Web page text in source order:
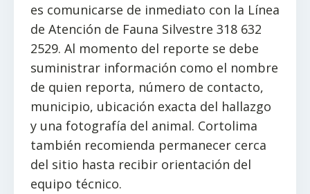
es comunicarse de inmediato con la Línea
de Atención de Fauna Silvestre 318 632
2529. Al momento del reporte se debe
suministrar información como el nombre
de quien reporta, número de contacto,
municipio, ubicación exacta del hallazgo
y una fotografía del animal. Cortolima
también recomienda permanecer cerca
del sitio hasta recibir orientación del
equipo técnico.